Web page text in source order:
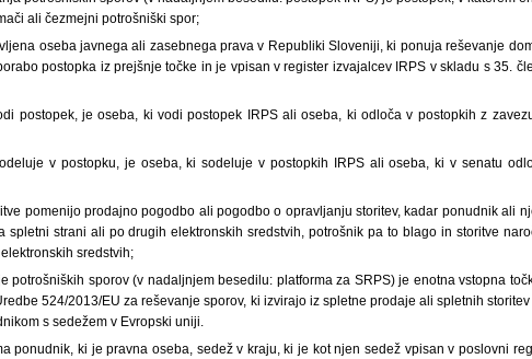
ali čezmejni potrošniški spor;
oseba javnega ali zasebnega prava v Republiki Sloveniji, ki ponuja reševanje
postopka iz prejšnje točke in je vpisan v register izvajalcev IRPS v skladu s 35.
postopek, je oseba, ki vodi postopek IRPS ali oseba, ki odloča v postopkih z
v postopku, je oseba, ki sodeluje v postopkih IRPS ali oseba, ki v senatu
pomenijo prodajno pogodbo ali pogodbo o opravljanju storitev, kadar ponudnik ali
spletni strani ali po drugih elektronskih sredstvih, potrošnik pa to blago in storitve
sredstvih;
potrošniških sporov (v nadaljnjem besedilu: platforma za SRPS) je enotna vstopna
524/2013/EU za reševanje sporov, ki izvirajo iz spletne prodaje ali spletnih storitev
s sedežem v Evropski uniji.
ponudnik, ki je pravna oseba, sedež v kraju, ki je kot njen sedež vpisan v poslovni